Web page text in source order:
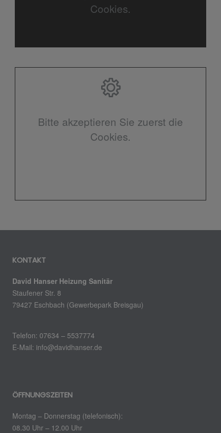
Cookies.
Bitte akzeptieren Sie zuerst die
Cookies.
KONTAKT
David Hanser Heizung Sanitär
Staufener Str. 8
79427 Eschbach (Gewerbepark Breisgau)
Telefon: 07634 – 5537774
E-Mail: info@davidhanser.de
ÖFFNUNGSZEITEN
Montag – Donnerstag (telefonisch):
08.30 Uhr – 12.00 Uhr